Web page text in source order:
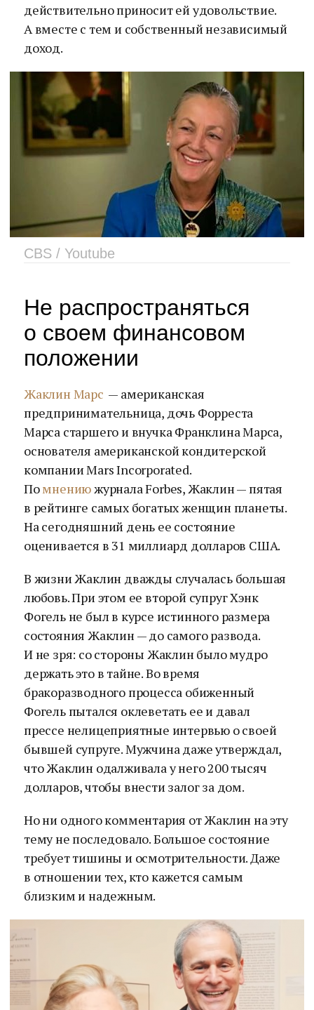
действительно приносит ей удовольствие.
А вместе с тем и собственный независимый
доход.
CBS / Youtube
Не распространяться
о своем финансовом
положении
Жаклин Марс — американская
предпринимательница, дочь Форреста
Марса старшего и внучка Франклина Марса,
основателя американской кондитерской
компании Mars Incorporated.
Помнениюжурнала Forbes, Жаклин — пятая
в рейтинге самых богатых женщин планеты.
На сегодняшний день ее состояние
оценивается в 31 миллиард долларов США.
В жизни Жаклин дважды случалась большая
любовь. При этом ее второй супруг Хэнк
Фогель не был в курсе истинного размера
состояния Жаклин — до самого развода.
И не зря: со стороны Жаклин было мудро
держать это в тайне. Во время
бракоразводного процесса обиженный
Фогель пытался оклеветать ее и давал
прессе нелицеприятные интервью о своей
бывшей супруге. Мужчина даже утверждал,
что Жаклин одалживала у него 200 тысяч
долларов, чтобы внести залог за дом.
Но ни одного комментария от Жаклин на эту
тему не последовало. Большое состояние
требует тишины и осмотрительности. Даже
в отношении тех, кто кажется самым
близким и надежным.